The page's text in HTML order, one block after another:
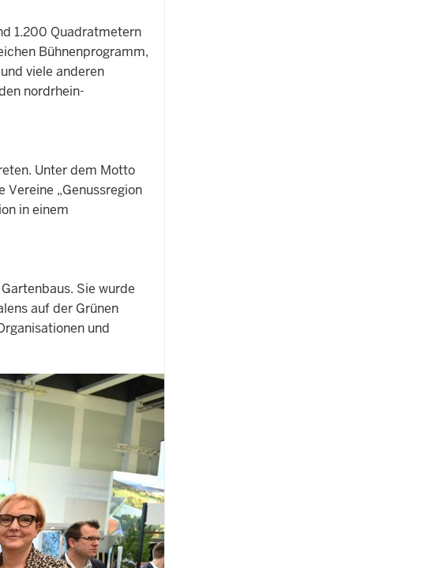
1.200 Quadratmetern
Bühnenprogramm,
viele anderen
nordrhein-
Unter dem Motto
Vereine „Genussregion
in einem
Sie wurde
auf der Grünen
und